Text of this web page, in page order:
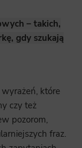
– takich,
gdy szukają
które
czy też
pozorom,
fraz.